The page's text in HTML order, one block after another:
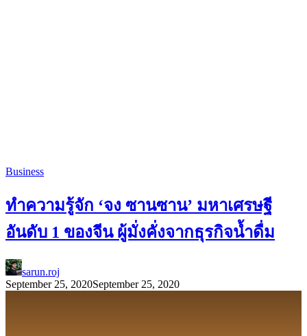
Business
ทำความรู้จัก ‘จง ซานซาน’ มหาเศรษฐี
อันดับ 1 ของจีน ผู้มั่งคั่งจากธุรกิจน้ำดื่ม
sarun.roj
September 25, 2020September 25, 2020